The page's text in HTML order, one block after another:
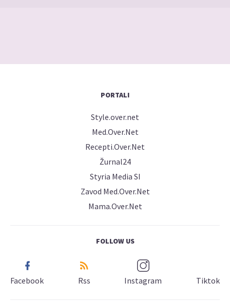
PORTALI
Style.over.net
Med.Over.Net
Recepti.Over.Net
Žurnal24
Styria Media SI
Zavod Med.Over.Net
Mama.Over.Net
FOLLOW US
Facebook Rss Instagram Tiktok